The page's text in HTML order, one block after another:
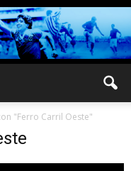
"Ferro Carril Oeste"